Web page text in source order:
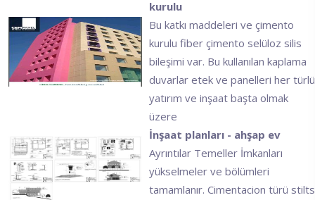
kurulu
Bu katkı maddeleri ve çimento
kurulu fiber çimento selüloz silis
bileşimi var. Bu kullanılan kaplama
duvarlar etek ve panelleri her türlü
yatırım ve inşaat başta olmak
üzere
İnşaat planları - ahşap ev
Ayrıntılar Temeller İmkanları
yükselmeler ve bölümleri
tamamlanır. Cimentacion türü stilts